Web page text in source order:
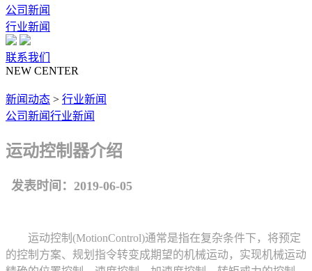
公司新闻
行业新闻
联系我们
NEW CENTER
新闻动态 > 行业新闻
公司新闻行业新闻
运动控制器介绍
发表时间：2019-06-05
运动控制(MotionControl)通常是指在复杂条件下，将预定
的控制方案、规划指令转变成期望的机械运动，实现机械运动